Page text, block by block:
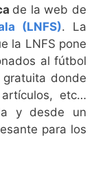
de la web de
(LNFS). La
la LNFS pone
al fútbol
donde
etc…
y desde un
para los